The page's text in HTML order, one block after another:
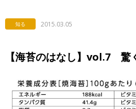
知る 2015.03.05
【海苔のはなし】vol.7 驚